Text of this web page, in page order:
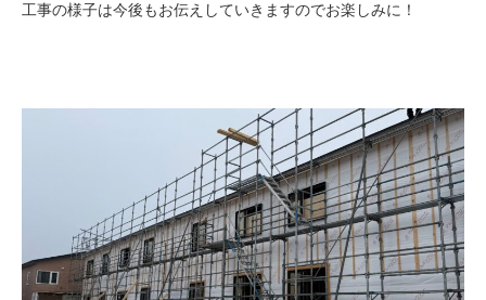
工事の様子は今後もお伝えしていきますのでお楽しみに！